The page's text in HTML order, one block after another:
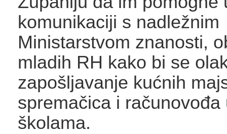
komunikaciji s nadležnim
Ministarstvom znanosti,
mladih RH kako bi se
zapošljavanje kućnih
spremačica i računovođa
školama.